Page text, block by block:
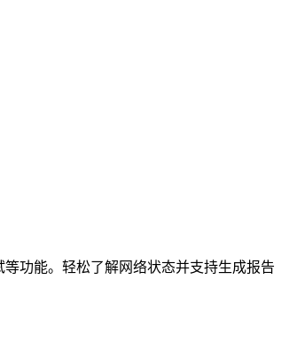
功能。轻松了解网络状态并支持生成报告